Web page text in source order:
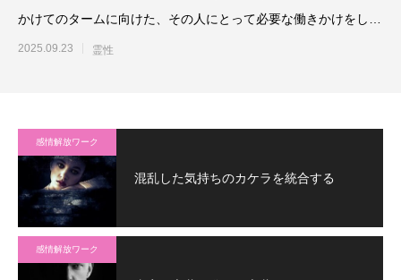
かけてのタームに向けた、その人にとって必要な働きかけをして
いきます。
2025.09.23 霊性
感情解放ワーク
混乱した気持ちのカケラを統合する
感情解放ワーク